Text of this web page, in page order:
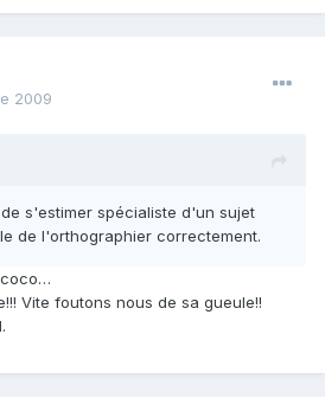
2009
s'estimer spécialiste d'un sujet
de l'orthographier correctement.
coco…
Vite foutons nous de sa gueule!!